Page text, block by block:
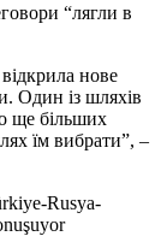
“лягли в
відкрила нове
Один із шляхів
ще більших
їм вибрати”, –
Rusya-